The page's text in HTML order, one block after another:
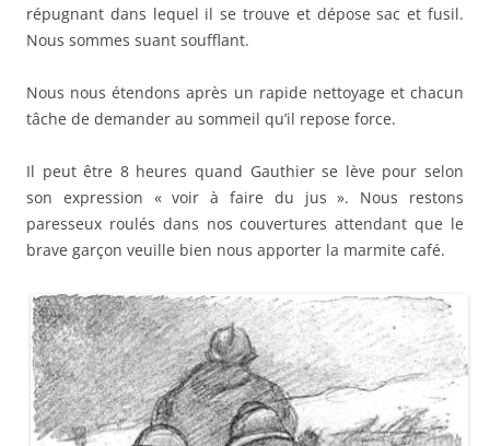
répugnant dans lequel il se trouve et dépose sac et fusil.
Nous sommes suant soufflant.
Nous nous étendons après un rapide nettoyage et chacun
tâche de demander au sommeil qu’il repose force.
Il peut être 8 heures quand Gauthier se lève pour selon
son expression « voir à faire du jus ». Nous restons
paresseux roulés dans nos couvertures attendant que le
brave garçon veuille bien nous apporter la marmite café.